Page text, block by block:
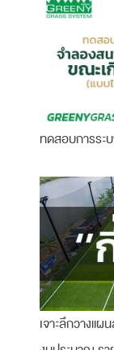
ทดสอบการร
เจาะลึกวางแ